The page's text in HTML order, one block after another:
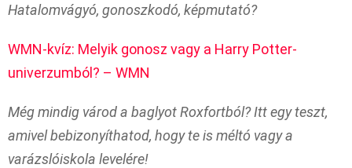
Hatalomvágyó, gonoszkodó, képmutató?
WMN-kvíz: Melyik gonosz vagy a Harry Potter-
univerzumból? – WMN
Még mindig várod a baglyot Roxfortból? Itt egy teszt,
amivel bebizonyíthatod, hogy te is méltó vagy a
varázslóiskola levelére!